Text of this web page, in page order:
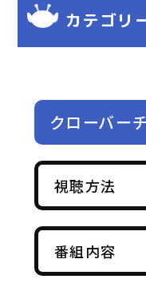
カテゴリ
クローバー
視聴方法
番組内容